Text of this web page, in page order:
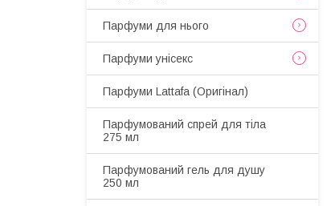
Парфуми для нього
Парфуми унісекс
Парфуми Lattafa (Оригінал)
Парфумований спрей для тіла
275 мл
Парфумований гель для душу
250 мл